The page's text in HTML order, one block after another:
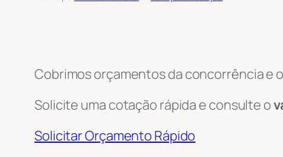
Cobrimos orçamentos da concorrência e
Solicite uma cotação rápida e consulte o
Solicitar Orçamento Rápido